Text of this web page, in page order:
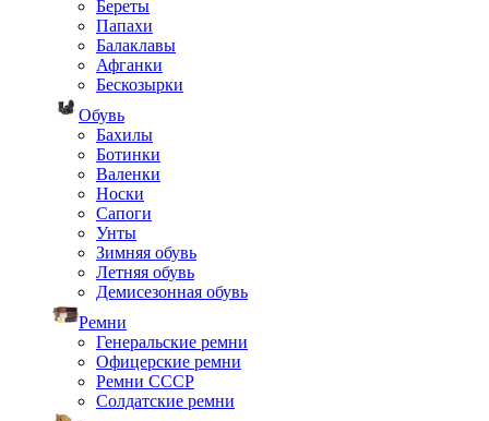
Береты
Папахи
Балаклавы
Афганки
Бескозырки
Обувь
Бахилы
Ботинки
Валенки
Носки
Сапоги
Унты
Зимняя обувь
Летняя обувь
Демисезонная обувь
Ремни
Генеральские ремни
Офицерские ремни
Ремни СССР
Солдатские ремни